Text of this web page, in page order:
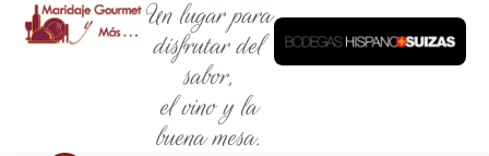
Un lugar para
disfrutar del
sabor,
el vino y la
buena mesa.